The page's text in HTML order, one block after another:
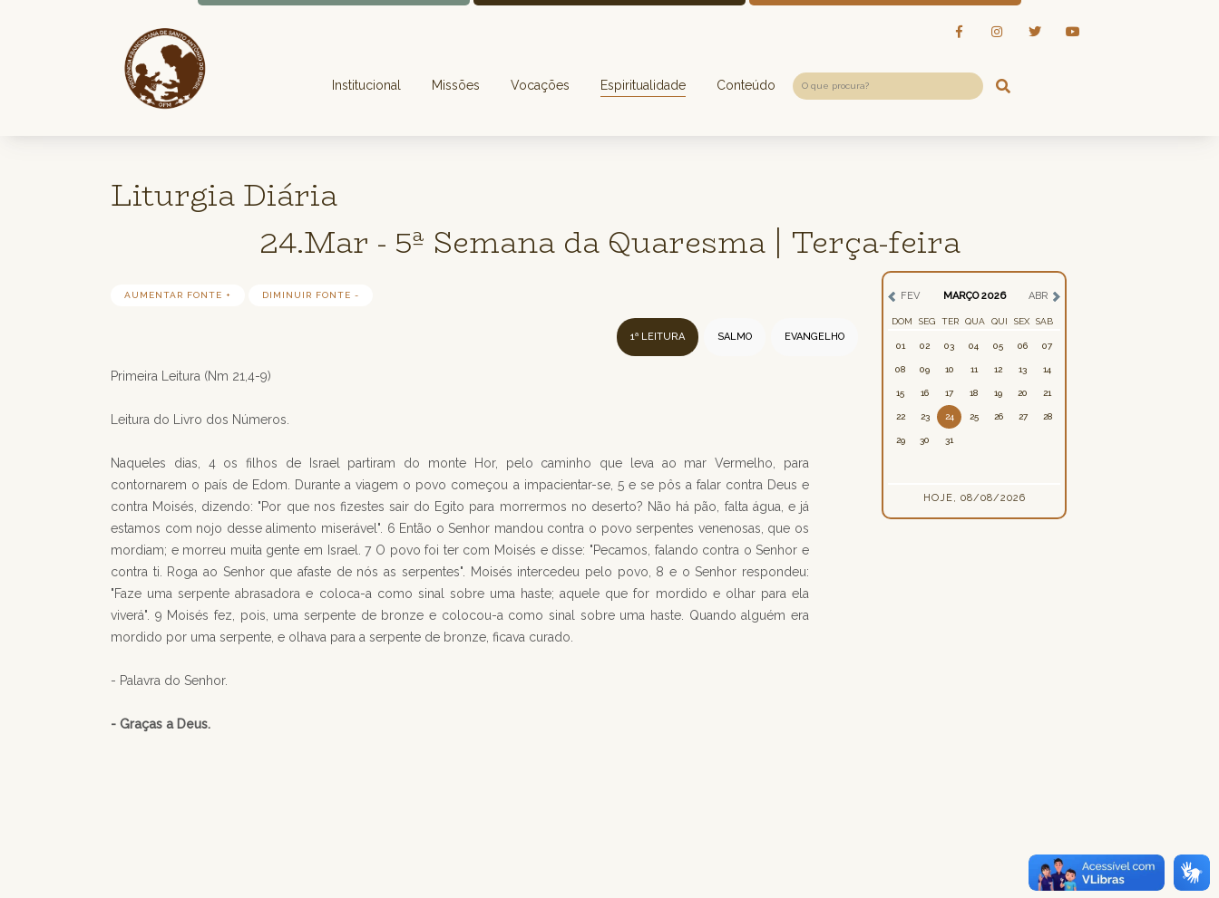
Institucional Missões Vocações Espiritualidade Conteúdo
Liturgia Diária
24.Mar - 5ª Semana da Quaresma | Terça-feira
FEV MARÇO 2026 ABR
DOM SEG TER QUA QUI SEX SAB
01 02 03 04 05 06 07
08 09 10 11 12 13 14
15 16 17 18 19 20 21
22 23 24 25 26 27 28
29 30 31
HOJE, 08/08/2026
AUMENTAR FONTE + DIMINUIR FONTE -
1ª LEITURA SALMO EVANGELHO
Primeira Leitura (Nm 21,4-9)
Leitura do Livro dos Números.
Naqueles dias, 4 os filhos de Israel partiram do monte Hor, pelo caminho que leva ao mar Vermelho, para
contornarem o país de Edom. Durante a viagem o povo começou a impacientar-se, 5 e se pôs a falar contra Deus e
contra Moisés, dizendo: "Por que nos fizestes sair do Egito para morrermos no deserto? Não há pão, falta água, e já
estamos com nojo desse alimento miserável". 6 Então o Senhor mandou contra o povo serpentes venenosas, que os
mordiam; e morreu muita gente em Israel. 7 O povo foi ter com Moisés e disse: "Pecamos, falando contra o Senhor e
contra ti. Roga ao Senhor que afaste de nós as serpentes". Moisés intercedeu pelo povo, 8 e o Senhor respondeu:
"Faze uma serpente abrasadora e coloca-a como sinal sobre uma haste; aquele que for mordido e olhar para ela
viverá". 9 Moisés fez, pois, uma serpente de bronze e colocou-a como sinal sobre uma haste. Quando alguém era
mordido por uma serpente, e olhava para a serpente de bronze, ficava curado.
- Palavra do Senhor.
- Graças a Deus.